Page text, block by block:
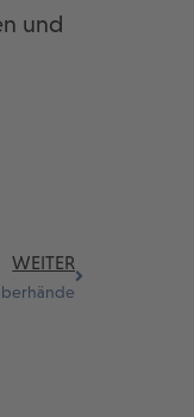
und
WEITER